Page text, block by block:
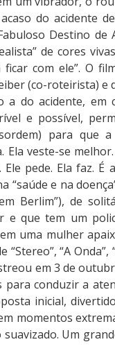
do acidente
Destino de
de cores
com ele”. O
(co-roteirista) e
a do acidente, em
e possível,
para que
veste-se melhor.
Ele pede. Ela faz.
“saúde e na
Berlim”), de
que tem um
uma mulher
“A Onda”,
em 3 de
conduzir a
inicial,
momentos
Um